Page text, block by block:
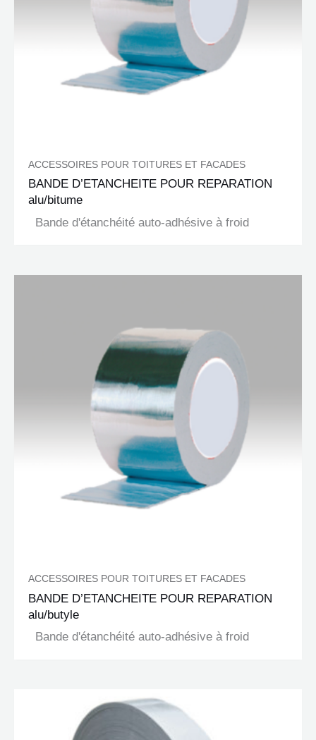
ACCESSOIRES POUR TOITURES ET FACADES
BANDE D’ETANCHEITE POUR REPARATION
alu/bitume
Bande d'étanchéité auto-adhésive à froid
ACCESSOIRES POUR TOITURES ET FACADES
BANDE D’ETANCHEITE POUR REPARATION
alu/butyle
Bande d'étanchéité auto-adhésive à froid